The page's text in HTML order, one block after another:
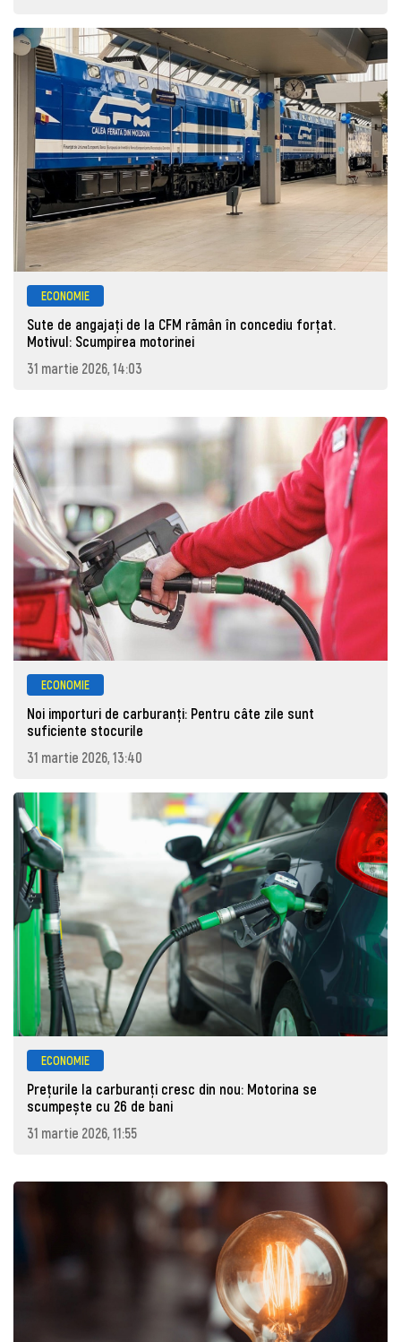
ECONOMIE
Sute de angajaţi de la CFM rămân în concediu forţat.
Motivul: Scumpirea motorinei
31 martie 2026, 14:03
ECONOMIE
Noi importuri de carburanți: Pentru câte zile sunt
suficiente stocurile
31 martie 2026, 13:40
ECONOMIE
Prețurile la carburanţi cresc din nou: Motorina se
scumpește cu 26 de bani
31 martie 2026, 11:55